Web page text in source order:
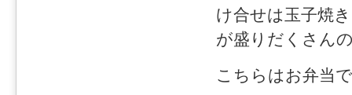
け合せは玉子焼
が盛りだくさん
こちらはお弁当